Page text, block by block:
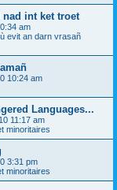
nad int ket troet
am
evit an darn vrasañ
10:24 am
Languages...
11:17 am
minoritaires
3:31 pm
minoritaires